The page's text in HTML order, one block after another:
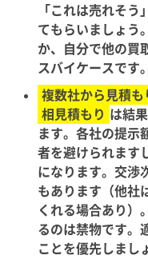
「これは売れそ
てもらいましょう
か、自分で他の買
スバイケースです​。
複数社から見積も
相見積もり は結
ます。各社の提示
者を避けられます
になります。交渉
もあります（他社
くれる場合あり）
るのは禁物です。
ことを優先しまし